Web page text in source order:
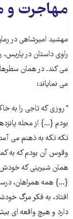
مهاجرت و
مهشید امیرشاهى در
راوى داستان در
مى کند. در همان
مى نمایاند:
" روزى که تاجى را به
بودم {...} از محله
تکه تکه به ذهنم مى
وقوس آن بودم که به
همان شیرینى که خودش
{...} همه همراهان،
افتاد، به فکر مرگ
دارد و هیچ واقعه اى